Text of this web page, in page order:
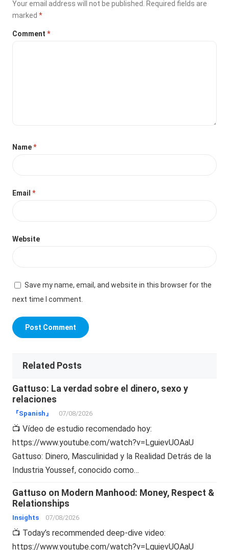
Your email address will not be published.
Required fields are
marked*
Comment*
Name*
Email*
Website
Save my name, email, and website in this browser for the
next time I comment.
Related Posts
Gattuso: La verdad sobre el dinero, sexo y
relaciones
『Spanish』 07/08/2026
📺 Vídeo de estudio recomendado hoy:
https://www.youtube.com/watch?v=LguievUOAaU
Gattuso: Dinero, Masculinidad y la Realidad Detrás de la
Industria Youssef, conocido como…
Gattuso on Modern Manhood: Money, Respect &
Relationships
Insights 07/08/2026
📺 Today’s recommended deep-dive video:
https://www.youtube.com/watch?v=LguievUOAaU